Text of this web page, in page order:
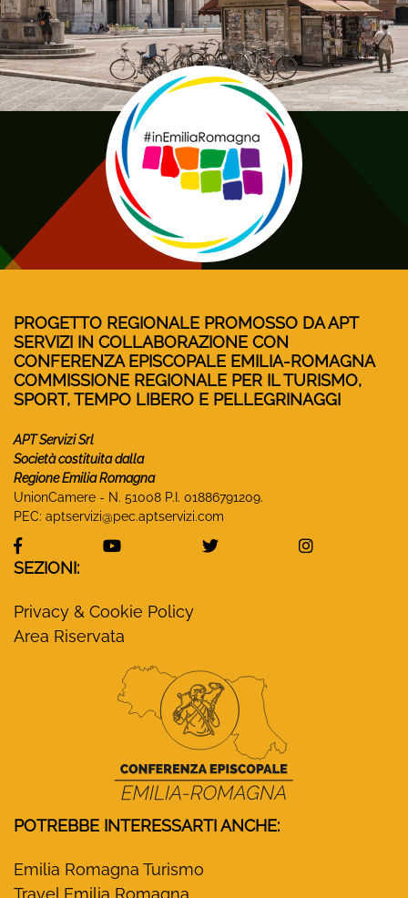
PROGETTO REGIONALE PROMOSSO DA APT
SERVIZI IN COLLABORAZIONE CON
CONFERENZA EPISCOPALE EMILIA-ROMAGNA
COMMISSIONE REGIONALE PER IL TURISMO,
SPORT, TEMPO LIBERO E PELLEGRINAGGI
APT Servizi Srl
Società costituita dalla
Regione Emilia Romagna
UnionCamere - N. 51008 P.I. 01886791209.
PEC: aptservizi@pec.aptservizi.com
visita la pagina Facebook di Monasteri Emilia-
visita la pagina YouTube di
visita la pagina Twitter
visita la
SEZIONI:
Privacy & Cookie Policy
Area Riservata
POTREBBE INTERESSARTI ANCHE:
Emilia Romagna Turismo
Travel Emilia Romagna